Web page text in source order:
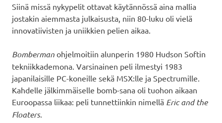
Siinä missä nykypelit ottavat käytännössä aina mallia
jostakin aiemmasta julkaisusta, niin 80-luku oli vielä
innovatiivisten ja uniikkien pelien aikaa.
Bomberman ohjelmoitiin alunperin 1980 Hudson Softin
tekniikkademona. Varsinainen peli ilmestyi 1983
japanilaisille PC-koneille sekä MSX:lle ja Spectrumille.
Kahdelle jälkimmäiselle bomb-sana oli tuohon aikaan
Euroopassa liikaa: peli tunnettiinkin nimellä Eric and the
Floaters.